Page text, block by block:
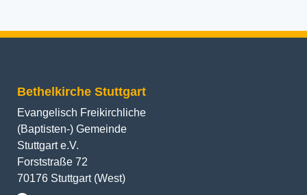
Bethelkirche Stuttgart
Evangelisch Freikirchliche
(Baptisten-) Gemeinde
Stuttgart e.V.
Forststraße 72
70176 Stuttgart (West)